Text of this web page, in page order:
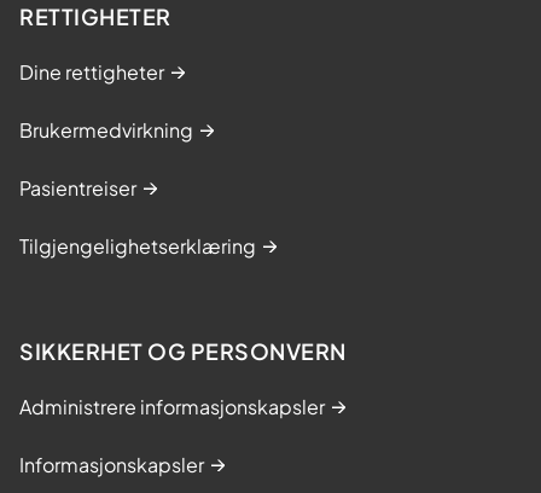
RETTIGHETER
Dine rettigheter
Brukermedvirkning
Pasientreiser
Tilgjengelighetserklæring
SIKKERHET OG PERSONVERN
Administrere informasjonskapsler
Informasjonskapsler